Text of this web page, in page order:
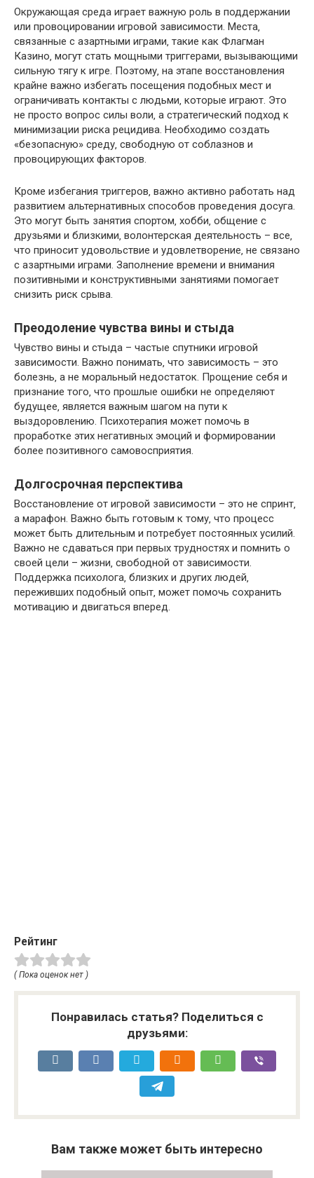
Окружающая среда играет важную роль в поддержании
или провоцировании игровой зависимости. Места‚
связанные с азартными играми‚ такие как Флагман
Казино‚ могут стать мощными триггерами‚ вызывающими
сильную тягу к игре. Поэтому‚ на этапе восстановления
крайне важно избегать посещения подобных мест и
ограничивать контакты с людьми‚ которые играют. Это
не просто вопрос силы воли‚ а стратегический подход к
минимизации риска рецидива. Необходимо создать
«безопасную» среду‚ свободную от соблазнов и
провоцирующих факторов.
Кроме избегания триггеров‚ важно активно работать над
развитием альтернативных способов проведения досуга.
Это могут быть занятия спортом‚ хобби‚ общение с
друзьями и близкими‚ волонтерская деятельность – все‚
что приносит удовольствие и удовлетворение‚ не связано
с азартными играми. Заполнение времени и внимания
позитивными и конструктивными занятиями помогает
снизить риск срыва.
Преодоление чувства вины и стыда
Чувство вины и стыда – частые спутники игровой
зависимости. Важно понимать‚ что зависимость – это
болезнь‚ а не моральный недостаток. Прощение себя и
признание того‚ что прошлые ошибки не определяют
будущее‚ является важным шагом на пути к
выздоровлению. Психотерапия может помочь в
проработке этих негативных эмоций и формировании
более позитивного самовосприятия.
Долгосрочная перспектива
Восстановление от игровой зависимости – это не спринт‚
а марафон. Важно быть готовым к тому‚ что процесс
может быть длительным и потребует постоянных усилий.
Важно не сдаваться при первых трудностях и помнить о
своей цели – жизни‚ свободной от зависимости.
Поддержка психолога‚ близких и других людей‚
переживших подобный опыт‚ может помочь сохранить
мотивацию и двигаться вперед.
Рейтинг
( Пока оценок нет )
Понравилась статья? Поделиться с
друзьями:
Вам также может быть интересно